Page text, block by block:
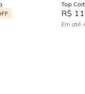
Top
R$
Em até